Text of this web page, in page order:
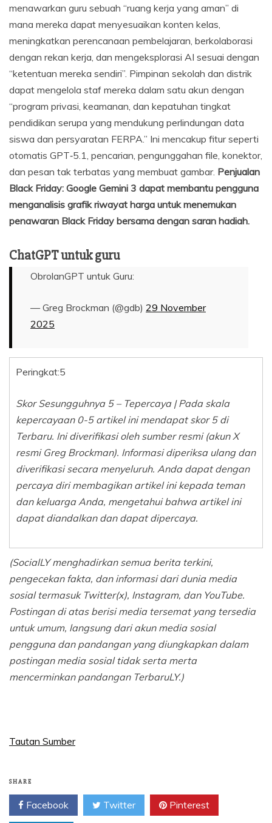
menawarkan guru sebuah “ruang kerja yang aman” di
mana mereka dapat menyesuaikan konten kelas,
meningkatkan perencanaan pembelajaran, berkolaborasi
dengan rekan kerja, dan mengeksplorasi AI sesuai dengan
“ketentuan mereka sendiri”. Pimpinan sekolah dan distrik
dapat mengelola staf mereka dalam satu akun dengan
“program privasi, keamanan, dan kepatuhan tingkat
pendidikan serupa yang mendukung perlindungan data
siswa dan persyaratan FERPA.” Ini mencakup fitur seperti
otomatis GPT‑5.1, pencarian, pengunggahan file, konektor,
dan pesan tak terbatas yang membuat gambar. Penjualan
Black Friday: Google Gemini 3 dapat membantu pengguna
menganalisis grafik riwayat harga untuk menemukan
penawaran Black Friday bersama dengan saran hadiah.
ChatGPT untuk guru
ObrolanGPT untuk Guru:
— Greg Brockman (@gdb) 29 November
2025
Peringkat:5
Skor Sesungguhnya 5 – Tepercaya | Pada skala
kepercayaan 0-5 artikel ini mendapat skor 5 di
Terbaru. Ini diverifikasi oleh sumber resmi (akun X
resmi Greg Brockman). Informasi diperiksa ulang dan
diverifikasi secara menyeluruh. Anda dapat dengan
percaya diri membagikan artikel ini kepada teman
dan keluarga Anda, mengetahui bahwa artikel ini
dapat diandalkan dan dapat dipercaya.
(SocialLY menghadirkan semua berita terkini,
pengecekan fakta, dan informasi dari dunia media
sosial termasuk Twitter(x), Instagram, dan YouTube.
Postingan di atas berisi media tersemat yang tersedia
untuk umum, langsung dari akun media sosial
pengguna dan pandangan yang diungkapkan dalam
postingan media sosial tidak serta merta
mencerminkan pandangan TerbaruLY.)
Tautan Sumber
SHARE
Facebook Twitter Pinterest